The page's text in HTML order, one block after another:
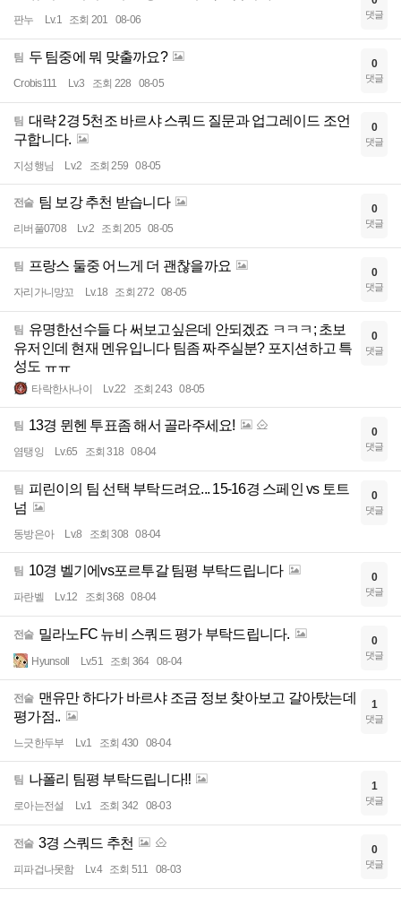
판누 Lv.1 조회 201 08-06 댓글
팀 두 팀중에 뭐 맞출까요?
Crobis111 Lv.3 조회 228 08-05
0
댓글
팀 대략 2경 5천조 바르샤 스쿼드 질문과 업그레이드 조언
구합니다.
지성행님 Lv.2 조회 259 08-05
0
댓글
전술 팀 보강 추천 받습니다
리버풀0708 Lv.2 조회 205 08-05
0
댓글
팀 프랑스 둘중 어느게 더 괜찮을까요
자리가니망꼬 Lv.18 조회 272 08-05
0
댓글
팀
유명한선수들 다 써보고싶은데 안되겠죠 ㅋㅋㅋ; 초보
유저인데 현재 멘유입니다 팀좀 짜주실분? 포지션하고 특
성도 ㅠㅠ
타락한사나이 Lv.22 조회 243 08-05
0
댓글
팀 13경 뮌헨 투표좀 해서 골라주세요!
염탱잉 Lv.65 조회 318 08-04
0
댓글
팀
피린이의 팀 선택 부탁드려요... 15-16경 스페인 vs 토트
넘
동방은아 Lv.8 조회 308 08-04
0
댓글
팀 10경 벨기에vs포르투갈 팀평 부탁드립니다
파란벨 Lv.12 조회 368 08-04
0
댓글
전술 밀라노FC 뉴비 스쿼드 평가 부탁드립니다.
Hyunsoll Lv.51 조회 364 08-04
0
댓글
전술 맨유만 하다가 바르샤 조금 정보 찾아보고 갈아탔는데
평가점..
느긋한두부 Lv.1 조회 430 08-04
1
댓글
팀 나폴리 팀평 부탁드립니다‼️
로아는전설 Lv.1 조회 342 08-03
1
댓글
전술 3경 스쿼드 추천
피파겁나못함 Lv.4 조회 511 08-03
0
댓글